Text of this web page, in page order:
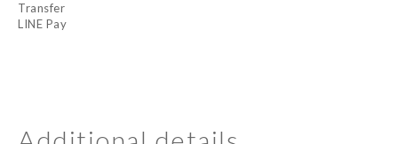
Transfer
LINE Pay